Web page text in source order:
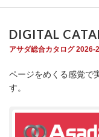
DIGITAL
アサダ総合カタログ
ページをめくる感覚で
す。